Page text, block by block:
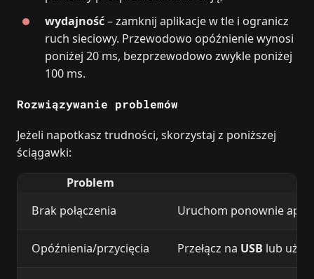
wydajność– zamknij aplikacje w tle i ogranicz
ruch sieciowy. Przewodowo opóźnienie wynosi
poniżej 20 ms, bezprzewodowo zwykle poniżej
100 ms.
Rozwiązywanie problemów
Jeżeli napotkasz trudności, skorzystaj z poniższej
ściągawki:
Problem
Brak połączenia
Uruchom ponownie
Opóźnienia/przycięcia Przełącz na USB lub użyj